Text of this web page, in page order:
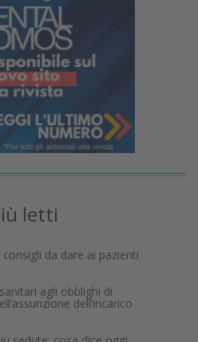
letti
da dare ai pazienti
agli obblighi di
dell’incarico